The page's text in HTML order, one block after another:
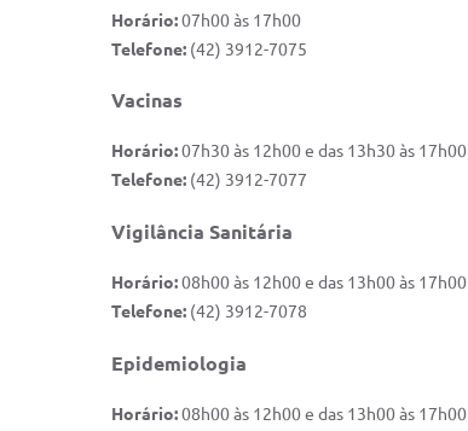
Horário:07h00 às 17h00
Telefone: (42) 3912-7075
Vacinas
Horário:07h30 às 12h00 e das 13h30 às 17h00
Telefone: (42) 3912-7077
Vigilância Sanitária
Horário:08h00 às 12h00 e das 13h00 às 17h00
Telefone: (42) 3912-7078
Epidemiologia
Horário:08h00 às 12h00 e das 13h00 às 17h00